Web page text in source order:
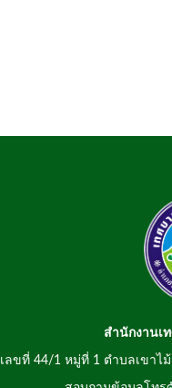
สำนักงานเ
เลขที่ 44/1 หมู่ที่ 1 ตำบลเขาไ